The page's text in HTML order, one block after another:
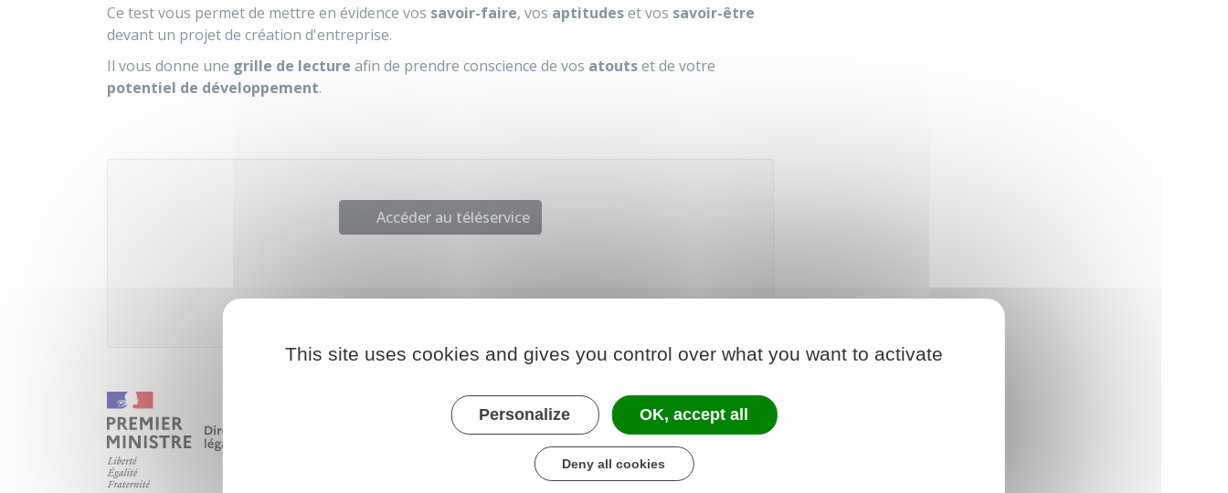
Ce test vous permet de mettre en évidence vos savoir-faire, vos aptitudeset vos savoir-être
devant un projet de création d'entreprise.
Il vous donne une grille de lecture afin de prendre conscience de vos atoutset de votre
potentiel de développement.
Accéder au téléservice
This site uses cookies and gives you control over what you want to activate
Personalize OK, accept all
Deny all cookies